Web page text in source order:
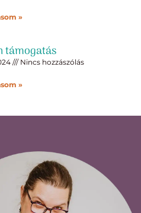
»
támogatás
Nincs hozzászólás
»